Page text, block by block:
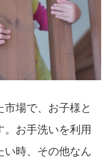
市場で、お子様と
。お手洗いを利用
い時、その他なん